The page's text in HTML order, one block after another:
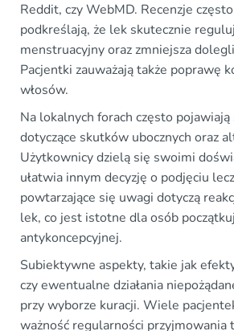
Reddit, czy WebMD. Recenzje
podkreślają, że lek skutecznie
menstruacyjny oraz zmniejsza
Pacjentki zauważają także poprawę
włosów.
Na lokalnych forach często
dotyczące skutków ubocznych oraz
Użytkownicy dzielą się swoimi
ułatwia innym decyzję o podjęciu
powtarzające się uwagi dotyczą
lek, co jest istotne dla osób
antykoncepcyjnej.
Subiektywne aspekty, takie jak
czy ewentualne działania
przy wyborze kuracji. Wiele
ważność regularności przyjmowania